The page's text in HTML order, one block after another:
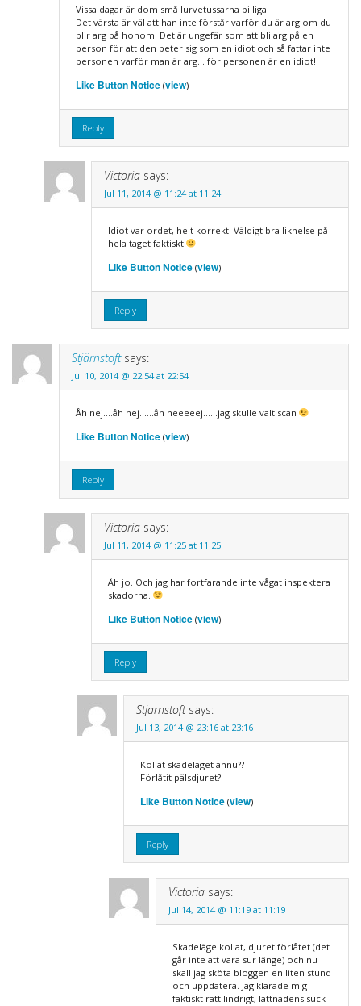
Vissa dagar är dom små lurvetussarna billiga.
Det värsta är väl att han inte förstår varför du är arg om du
blir arg på honom. Det är ungefär som att bli arg på en
person för att den beter sig som en idiot och så fattar inte
personen varför man är arg… för personen är en idiot!
Like Button Notice(view)
Reply
Victoria says:
Jul 11, 2014 @ 11:24 at 11:24
Idiot var ordet, helt korrekt. Väldigt bra liknelse på
hela taget faktiskt
Like Button Notice(view)
Reply
Stjärnstoft says:
Jul 10, 2014 @ 22:54 at 22:54
Åh nej….åh nej……åh neeeeej……jag skulle valt scan
Like Button Notice(view)
Reply
Victoria says:
Jul 11, 2014 @ 11:25 at 11:25
Åh jo. Och jag har fortfarande inte vågat inspektera
skadorna.
Like Button Notice(view)
Reply
Stjarnstoft says:
Jul 13, 2014 @ 23:16 at 23:16
Kollat skadeläget ännu??
Förlåtit pälsdjuret?
Like Button Notice(view)
Reply
Victoria says:
Jul 14, 2014 @ 11:19 at 11:19
Skadeläge kollat, djuret förlåtet (det
går inte att vara sur länge) och nu
skall jag sköta bloggen en liten stund
och uppdatera. Jag klarade mig
faktiskt rätt lindrigt, lättnadens suck